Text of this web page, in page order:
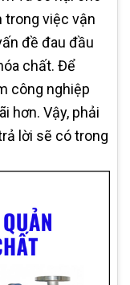
trong việc vận
đề đau đầu
chất. Để
công nghiệp
hơn. Vậy, phải
lời sẽ có trong